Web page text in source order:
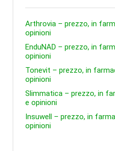
Arthrovia – prezzo, in
opinioni
EnduNAD – prezzo, in
opinioni
Tonevit – prezzo, in
opinioni
Slimmatica – prezzo, in
e opinioni
Insuwell – prezzo, in
opinioni